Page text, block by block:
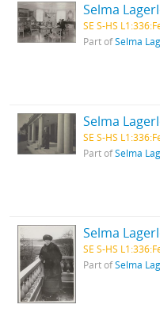
SE S-HS
Part ofSelma
SE S-HS
Part ofSelma
SE S-HS
Part ofSelma